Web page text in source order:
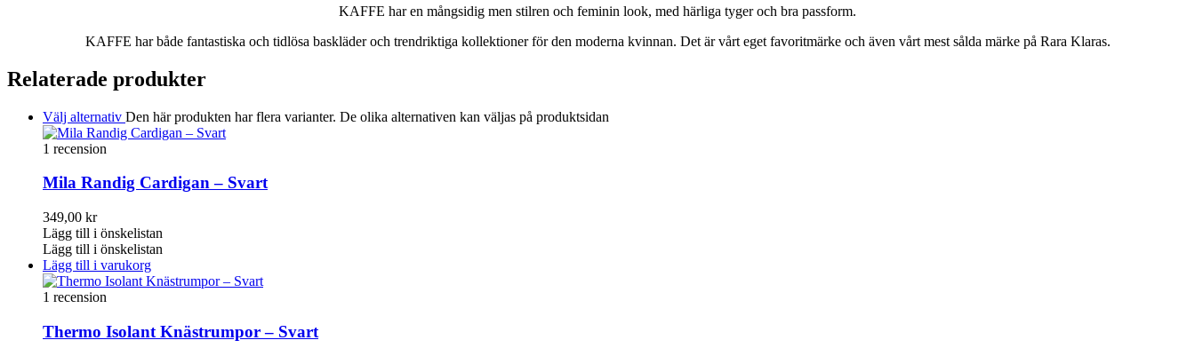
KAFFE har en mångsidig men stilren och feminin look, med härliga tyger och bra passform.
KAFFE har både fantastiska och tidlösa baskläder och trendriktiga kollektioner för den moderna kvinnan. Det är vårt eget favoritmärke och även vårt mest sålda märke på Rara Klaras.
Relaterade produkter
Välj alternativ Den här produkten har flera varianter. De olika alternativen kan väljas på produktsidan
1 recension
Mila Randig Cardigan – Svart
349,00 kr
Lägg till i önskelistan
Lägg till i önskelistan
Lägg till i varukorg
1 recension
Thermo Isolant Knästrumpor – Svart